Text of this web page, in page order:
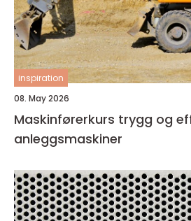
inspiration
08. May 2026
Maskinførerkurs trygg og effektiv bruk av
anleggsmaskiner